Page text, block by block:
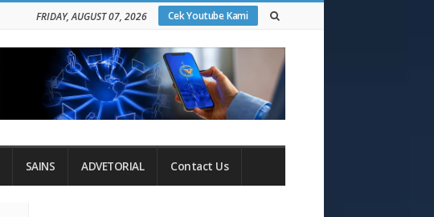
Cek Youtube Kami
FRIDAY, AUGUST 07, 2026
SAINS ADVETORIAL Contact Us